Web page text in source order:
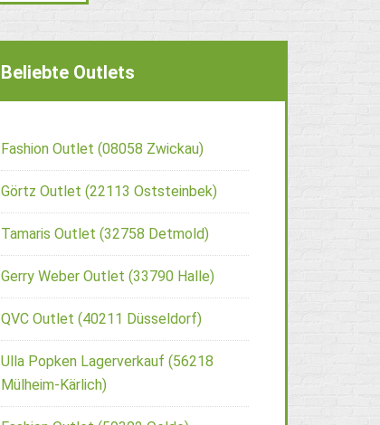
Beliebte Outlets
Fashion Outlet (08058 Zwickau)
Görtz Outlet (22113 Oststeinbek)
Tamaris Outlet (32758 Detmold)
Gerry Weber Outlet (33790 Halle)
QVC Outlet (40211 Düsseldorf)
Ulla Popken Lagerverkauf (56218
Mülheim-Kärlich)